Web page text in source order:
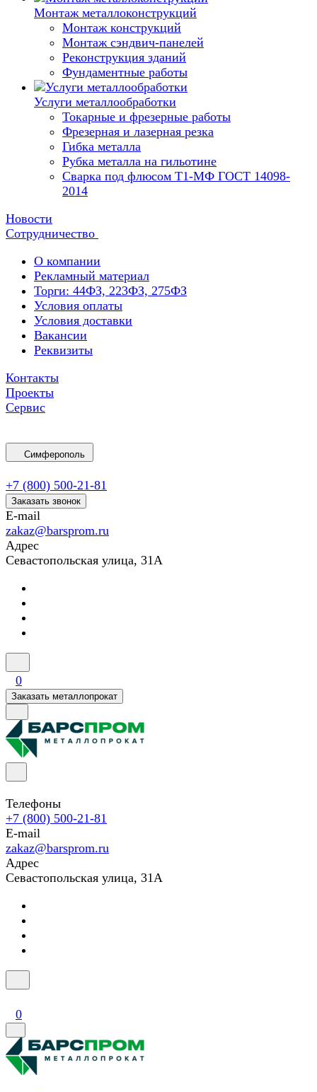
Монтаж металлоконструкций
Монтаж конструкций
Монтаж сэндвич-панелей
Реконструкция зданий
Фундаментные работы
Услуги металлообработки
Токарные и фрезерные работы
Фрезерная и лазерная резка
Гибка металла
Рубка металла на гильотине
Сварка под флюсом Т1-МФ ГОСТ 14098-
2014
Новости
Сотрудничество
О компании
Рекламный материал
Торги: 44ФЗ, 223ФЗ, 275ФЗ
Условия оплаты
Условия доставки
Вакансии
Реквизиты
Контакты
Проекты
Сервис
Симферополь
+7 (800) 500-21-81
Заказать звонок
E-mail
zakaz@barsprom.ru
Адрес
Севастопольская улица, 31А
0
Заказать металлопрокат
Телефоны
+7 (800) 500-21-81
E-mail
zakaz@barsprom.ru
Адрес
Севастопольская улица, 31А
0